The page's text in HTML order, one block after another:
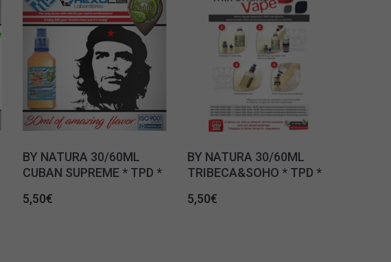
BY NATURA 30/60ML
CUBAN SUPREME * TPD *
5,50€
BY NATURA 30/60ML
TRIBECA&SOHO * TPD *
5,50€